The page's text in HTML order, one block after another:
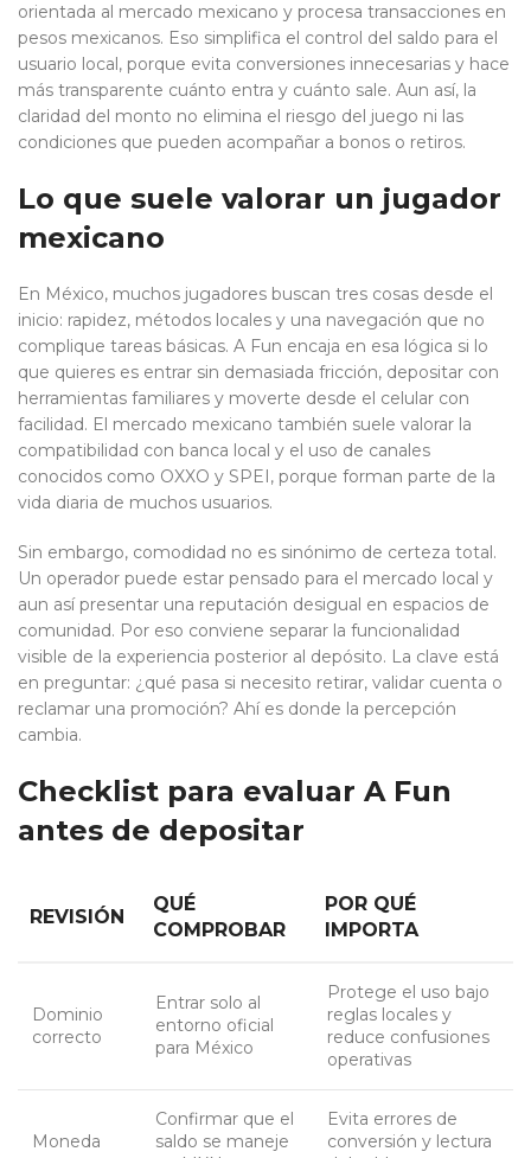
orientada al mercado mexicano y procesa transacciones en
pesos mexicanos. Eso simplifica el control del saldo para el
usuario local, porque evita conversiones innecesarias y hace
más transparente cuánto entra y cuánto sale. Aun así, la
claridad del monto no elimina el riesgo del juego ni las
condiciones que pueden acompañar a bonos o retiros.
Lo que suele valorar un jugador
mexicano
En México, muchos jugadores buscan tres cosas desde el
inicio: rapidez, métodos locales y una navegación que no
complique tareas básicas. A Fun encaja en esa lógica si lo
que quieres es entrar sin demasiada fricción, depositar con
herramientas familiares y moverte desde el celular con
facilidad. El mercado mexicano también suele valorar la
compatibilidad con banca local y el uso de canales
conocidos como OXXO y SPEI, porque forman parte de la
vida diaria de muchos usuarios.
Sin embargo, comodidad no es sinónimo de certeza total.
Un operador puede estar pensado para el mercado local y
aun así presentar una reputación desigual en espacios de
comunidad. Por eso conviene separar la funcionalidad
visible de la experiencia posterior al depósito. La clave está
en preguntar: ¿qué pasa si necesito retirar, validar cuenta o
reclamar una promoción? Ahí es donde la percepción
cambia.
Checklist para evaluar A Fun
antes de depositar
REVISIÓN
QUÉ
COMPROBAR
POR QUÉ
IMPORTA
Dominio
correcto
Entrar solo al
entorno oficial
para México
Protege el uso bajo
reglas locales y
reduce confusiones
operativas
Moneda
Confirmar que el
saldo se maneje
Evita errores de
conversión y lectura